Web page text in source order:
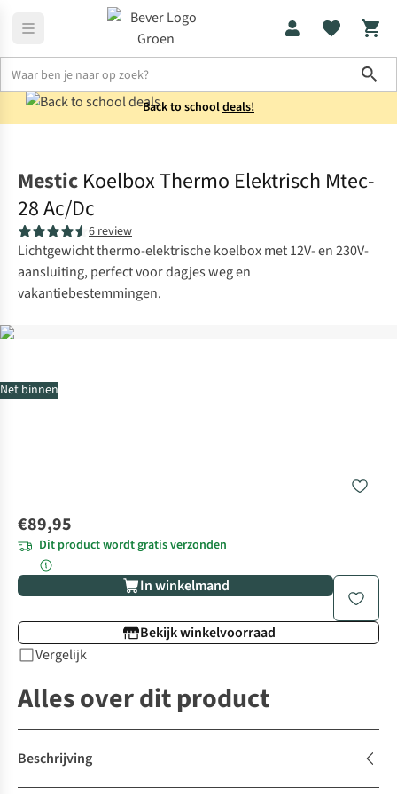
Back to schooldeals!
Net binnen
Mestic Koelbox Thermo Elektrisch Mtec-
28 Ac/Dc
6 review
Lichtgewicht thermo-elektrische koelbox met 12V- en 230V-
aansluiting, perfect voor dagjes weg en
vakantiebestemmingen.
€89,95
Dit product wordt gratis verzonden
In winkelmand
Bekijk winkelvoorraad
Vergelijk
Alles over dit product
Beschrijving